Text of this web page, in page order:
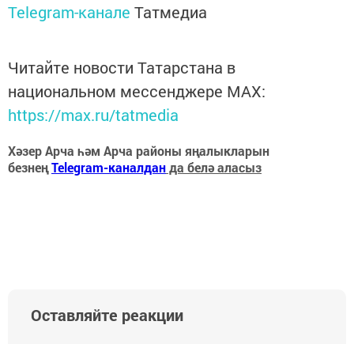
Telegram-канале Татмедиа
Читайте новости Татарстана в
национальном мессенджере MАХ:
https://max.ru/tatmedia
Хәзер Арча һәм Арча районы яңалыкларын
безнеңTelegram-каналданда белә аласыз
Оставляйте реакции